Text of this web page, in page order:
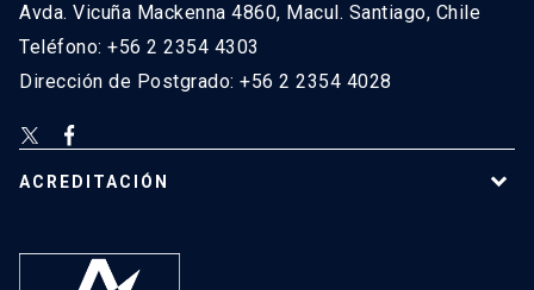
Avda. Vicuña Mackenna 4860, Macul. Santiago, Chile
Teléfono: +56 2 2354 4303
Dirección de Postgrado: +56 2 2354 4028
ACREDITACIÓN